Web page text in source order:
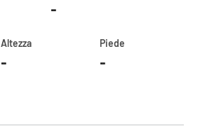
-
Altezza
-
Piede
-